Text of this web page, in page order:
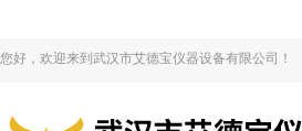
您好，欢迎来到武汉市艾德宝仪器设备有限公司！